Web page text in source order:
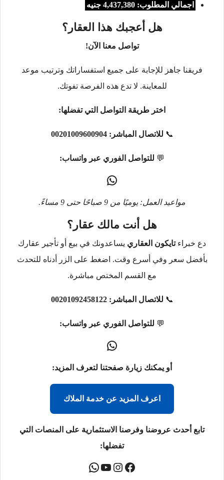
اجمالي المطلوب: 4,437,380 جنيه
هل أعجبك هذا العقار؟
تواصل معنا الآن!
فريقنا جاهز للإجابة على جميع استفساراتك وترتيب موعد
للمعاينة. لا تدع هذه الفرصة تفوتك.
اختر طريقة التواصل التي تفضلها:
📞 للاتصال المباشر: 00201009600904
💬 للتواصل الفوري عبر واتساب:
مواعيد العمل: يوميًا من 9 صباحًا حتى 9 مساءً.
هل أنت مالك عقار؟
دع خبراءتايكون العقاري يساعدونك في بيع أو تأجير عقارك
بأفضل سعر وفي أسرع وقت. اضغط على الزر أدناه للتحدث
مع القسم المختص مباشرة.
📞 للاتصال المباشر: 00201092458122
💬 للتواصل الفوري عبر واتساب:
أو يمكنك زيارة صفحتنا لتعرف المزيد:
اعرف المزيد عن خدمة الملاك
تابع أحدث عروضنا وفرصنا الاستثمارية على المنصات التي
تفضلها: